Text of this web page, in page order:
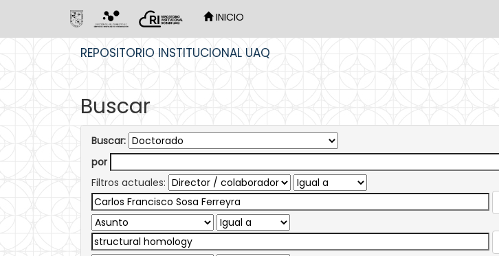
INICIO
REPOSITORIO INSTITUCIONAL UAQ
Buscar
Buscar:
por
Filtros actuales: